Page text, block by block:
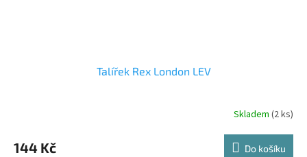
Talířek Rex London LEV
Skladem (2 ks)
144 Kč Do košíku